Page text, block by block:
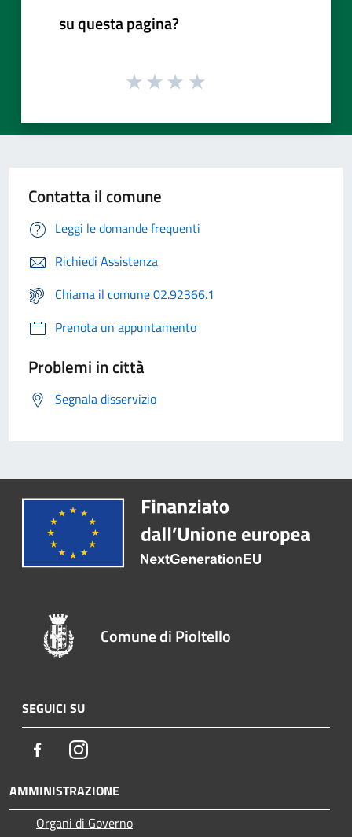
su questa pagina?
Contatta il comune
Leggi le domande frequenti
Richiedi Assistenza
Chiama il comune 02.92366.1
Prenota un appuntamento
Problemi in città
Segnala disservizio
Comune di Pioltello
SEGUICI SU
FacebookInstagram
AMMINISTRAZIONE
Organi di Governo